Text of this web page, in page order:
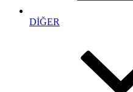
DİĞER